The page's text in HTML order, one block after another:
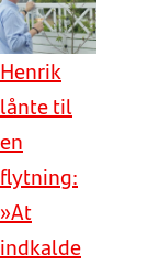
Henrik
lånte til
en
flytning:
»At
indkalde